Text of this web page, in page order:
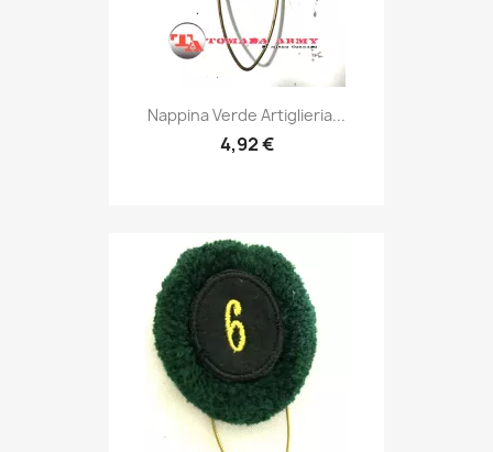
Anteprima
Nappina Verde Artiglieria...
4,92 €